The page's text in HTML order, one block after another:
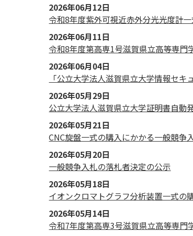
2026年06月12日
令和8年度紫外可視近赤外分光光度計
2026年06月11日
令和8年度第高専1号滋賀県立高等専
2026年06月04日
「公立大学法人滋賀県立大学情報セ
2026年05月29日
公立大学法人滋賀県立大学証明書自動
2026年05月21日
CNC旋盤一式の購入にかかる一般競争
2026年05月20日
一般競争入札の落札者決定の公示
2026年05月18日
イオンクロマトグラフ分析装置一式の
2026年05月14日
令和7年度第高専3号滋賀県立高等専